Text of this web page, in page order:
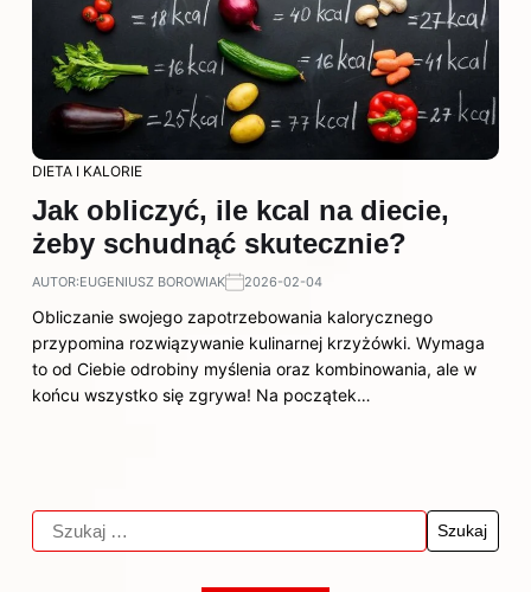
DIETA I KALORIE
Jak obliczyć, ile kcal na diecie,
żeby schudnąć skutecznie?
AUTOR:EUGENIUSZ BOROWIAK 2026-02-04
Obliczanie swojego zapotrzebowania kalorycznego
przypomina rozwiązywanie kulinarnej krzyżówki. Wymaga
to od Ciebie odrobiny myślenia oraz kombinowania, ale w
końcu wszystko się zgrywa! Na początek…